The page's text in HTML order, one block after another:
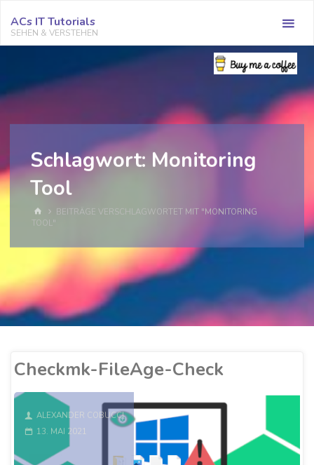
Inhalt
springen
ACs IT Tutorials
SEHEN & VERSTEHEN
Schlagwort:Monitoring
Tool
START
BEITRÄGE VERSCHLAGWORTET MIT "MONITORING
TOOL"
Checkmk-FileAge-Check
ALEXANDER COBUCCI
13. MAI 2021